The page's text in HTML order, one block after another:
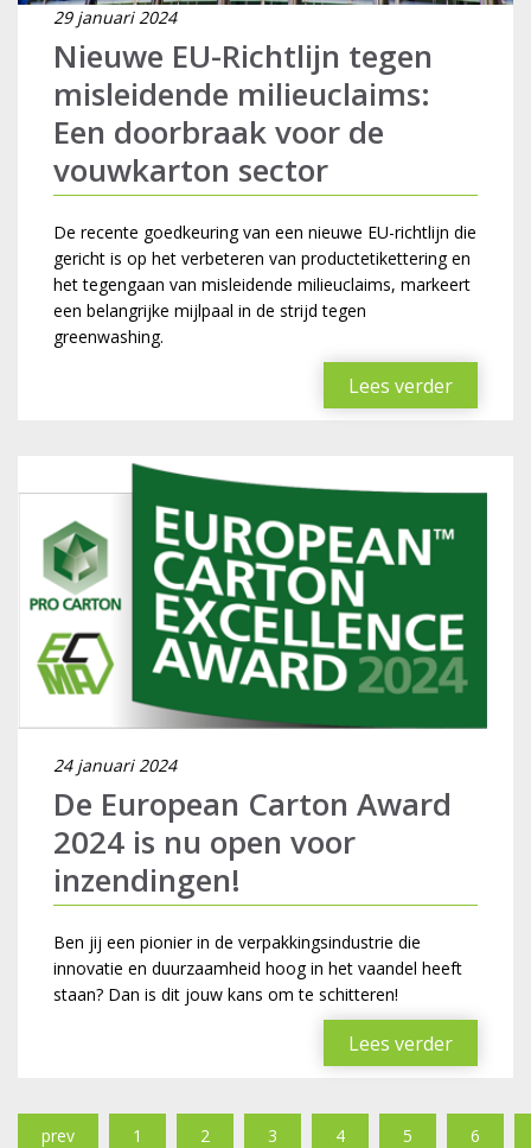
29 januari 2024
Nieuwe EU-Richtlijn tegen
misleidende milieuclaims:
Een doorbraak voor de
vouwkarton sector
De recente goedkeuring van een nieuwe EU-richtlijn die
gericht is op het verbeteren van productetikettering en
het tegengaan van misleidende milieuclaims, markeert
een belangrijke mijlpaal in de strijd tegen
greenwashing.
Lees verder
24 januari 2024
De European Carton Award
2024 is nu open voor
inzendingen!
Ben jij een pionier in de verpakkingsindustrie die
innovatie en duurzaamheid hoog in het vaandel heeft
staan? Dan is dit jouw kans om te schitteren!
Lees verder
prev 1 2 3 4 5 6